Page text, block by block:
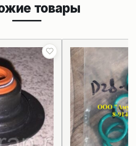
товары